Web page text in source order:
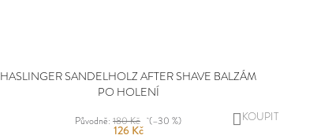
HASLINGER SANDELHOLZ AFTER SHAVE BALZÁM
PO HOLENÍ
Původně: 180 Kč (–30 %)
126 Kč
DO